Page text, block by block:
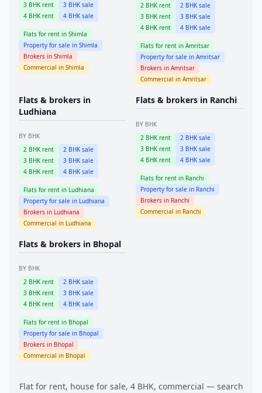
3 BHK rent 3 BHK sale
4 BHK rent 4 BHK sale
Flats for rent in Shimla
Property for sale in Shimla
Brokers in Shimla
Commercial in Shimla
2 BHK rent 2 BHK sale
3 BHK rent 3 BHK sale
4 BHK rent 4 BHK sale
Flats for rent in Amritsar
Property for sale in Amritsar
Brokers in Amritsar
Commercial in Amritsar
Flats & brokers in
Ludhiana
BY BHK
2 BHK rent 2 BHK sale
3 BHK rent 3 BHK sale
4 BHK rent 4 BHK sale
Flats for rent in Ludhiana
Property for sale in Ludhiana
Brokers in Ludhiana
Commercial in Ludhiana
Flats & brokers in Ranchi
BY BHK
2 BHK rent 2 BHK sale
3 BHK rent 3 BHK sale
4 BHK rent 4 BHK sale
Flats for rent in Ranchi
Property for sale in Ranchi
Brokers in Ranchi
Commercial in Ranchi
Flats & brokers in Bhopal
BY BHK
2 BHK rent 2 BHK sale
3 BHK rent 3 BHK sale
4 BHK rent 4 BHK sale
Flats for rent in Bhopal
Property for sale in Bhopal
Brokers in Bhopal
Commercial in Bhopal
Flat for rent, house for sale, 4 BHK, commercial — search